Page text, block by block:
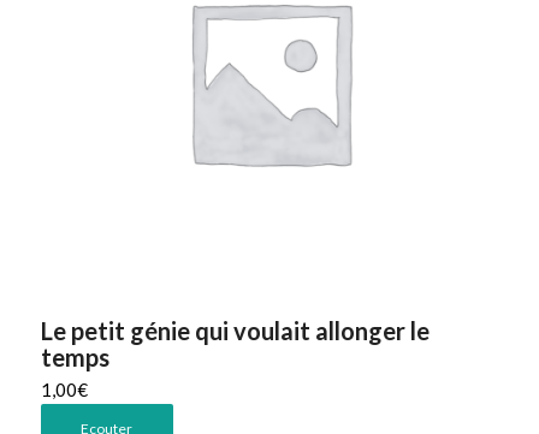
Le petit génie qui voulait allonger le
temps
1,00€
Ecouter